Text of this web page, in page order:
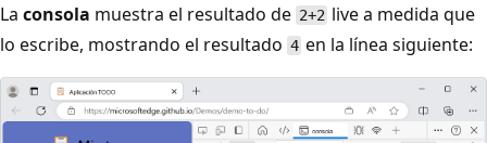
La consola muestra el resultado de 2+2 live a medida que
lo escribe, mostrando el resultado 4 en la línea siguiente: